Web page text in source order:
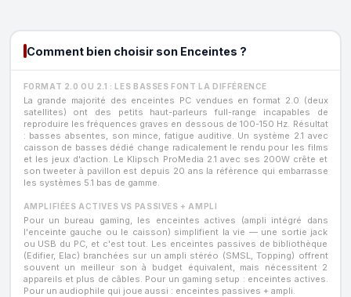
Comment bien choisir son Enceintes ?
FORMAT 2.0 OU 2.1 : LES BASSES FONT LA DIFFÉRENCE
La grande majorité des enceintes PC vendues en format 2.0 (deux
satellites) ont des petits haut-parleurs full-range incapables de
reproduire les fréquences graves en dessous de 100-150 Hz. Résultat
: basses absentes, son mince, fatigue auditive. Un système 2.1 avec
caisson de basses dédié change radicalement le rendu pour les films
et les jeux d'action. Le Klipsch ProMedia 2.1 avec ses 200W crête et
son tweeter à pavillon est depuis 20 ans la référence qui embarrasse
les systèmes 5.1 bas de gamme.
AMPLIFIÉES ACTIVES VS PASSIVES + AMPLI
Pour un bureau gaming, les enceintes actives (ampli intégré dans
l'enceinte gauche ou le caisson) simplifient la vie — une sortie jack
ou USB du PC, et c'est tout. Les enceintes passives de bibliothèque
(Edifier, Elac) branchées sur un ampli stéréo (SMSL, Topping) offrent
souvent un meilleur son à budget équivalent, mais nécessitent 2
appareils et plus de câbles. Pour un gaming setup : enceintes actives.
Pour un audiophile qui joue aussi : enceintes passives + ampli.